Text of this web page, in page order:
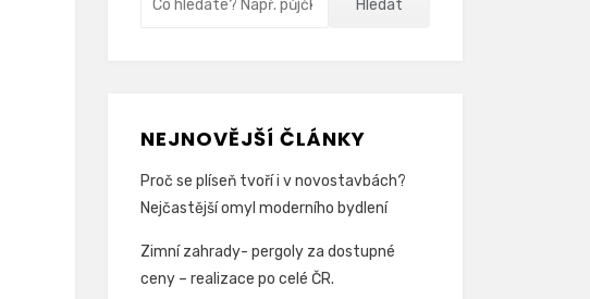
Hledat
NEJNOVĚJŠÍ ČLÁNKY
Proč se plíseň tvoří i v novostavbách?
Nejčastější omyl moderního bydlení
Zimní zahrady- pergoly za dostupné
ceny – realizace po celé ČR.